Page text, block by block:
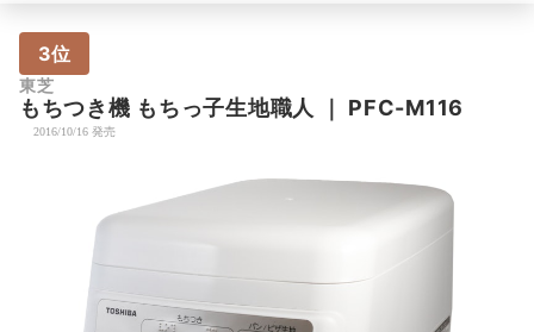
3位
東芝
もちつき機 もちっ子生地職人 PFC-M116
2016/10/16 発売